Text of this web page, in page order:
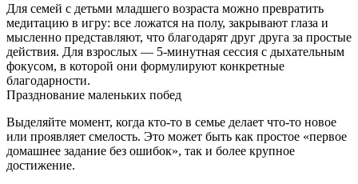
Для семей с детьми младшего возраста можно превратить
медитацию в игру: все ложатся на полу, закрывают глаза и
мысленно представляют, что благодарят друг друга за простые
действия. Для взрослых — 5‑минутная сессия с дыхательным
фокусом, в которой они формулируют конкретные
благодарности.
Празднование маленьких побед
Выделяйте момент, когда кто‑то в семье делает что‑то новое
или проявляет смелость. Это может быть как простое «первое
домашнее задание без ошибок», так и более крупное
достижение.